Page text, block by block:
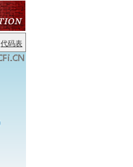
代码表